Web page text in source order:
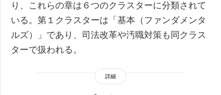
り、これらの章は６つのクラスターに分類されて
いる。第１クラスターは「基本（ファンダメンタ
ルズ）」であり、司法改革や汚職対策も同クラス
ターで扱われる。
詳細